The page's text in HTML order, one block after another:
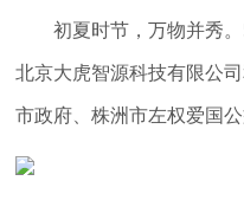
初夏时节，万物并秀
北京大虎智源科技有限公
市政府、株洲市左权爱国